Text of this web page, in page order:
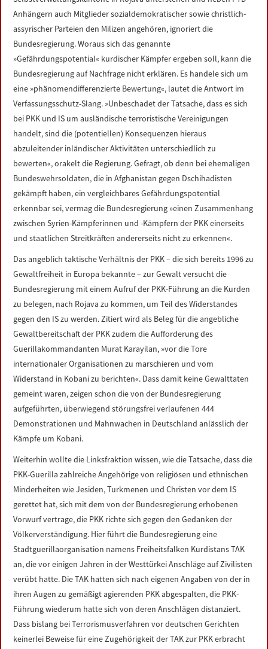
Anhängern auch Mitglieder sozialdemokratischer sowie christlich-
assyrischer Parteien den Milizen angehören, ignoriert die
Bundesregierung. Woraus sich das genannte
»Gefährdungspotential« kurdischer Kämpfer ergeben soll, kann die
Bundesregierung auf Nachfrage nicht erklären. Es handele sich um
eine »phänomendifferenzierte Bewertung«, lautet die Antwort im
Verfassungsschutz-Slang. »Unbeschadet der Tatsache, dass es sich
bei PKK und IS um ausländische terroristische Vereinigungen
handelt, sind die (potentiellen) Konsequenzen hieraus
abzuleitender inländischer Aktivitäten unterschiedlich zu
bewerten«, orakelt die Regierung. Gefragt, ob denn bei ehemaligen
Bundeswehrsoldaten, die in Afghanistan gegen Dschihadisten
gekämpft haben, ein vergleichbares Gefährdungspotential
erkennbar sei, vermag die Bundesregierung »einen Zusammenhang
zwischen Syrien-Kämpferinnen und -Kämpfern der PKK einerseits
und staatlichen Streitkräften andererseits nicht zu erkennen«.
Das angeblich taktische Verhältnis der PKK – die sich bereits 1996 zu
Gewaltfreiheit in Europa bekannte – zur Gewalt versucht die
Bundesregierung mit einem Aufruf der PKK-Führung an die Kurden
zu belegen, nach Rojava zu kommen, um Teil des Widerstandes
gegen den IS zu werden. Zitiert wird als Beleg für die angebliche
Gewaltbereitschaft der PKK zudem die Aufforderung des
Guerillakommandanten Murat Karayilan, »vor die Tore
internationaler Organisationen zu marschieren und vom
Widerstand in Kobani zu berichten«. Dass damit keine Gewalttaten
gemeint waren, zeigen schon die von der Bundesregierung
aufgeführten, überwiegend störungsfrei verlaufenen 444
Demonstrationen und Mahnwachen in Deutschland anlässlich der
Kämpfe um Kobani.
Weiterhin wollte die Linksfraktion wissen, wie die Tatsache, dass die
PKK-Guerilla zahlreiche Angehörige von religiösen und ethnischen
Minderheiten wie Jesiden, Turkmenen und Christen vor dem IS
gerettet hat, sich mit dem von der Bundesregierung erhobenen
Vorwurf vertrage, die PKK richte sich gegen den Gedanken der
Völkerverständigung. Hier führt die Bundesregierung eine
Stadtguerillaorganisation namens Freiheitsfalken Kurdistans TAK
an, die vor einigen Jahren in der Westtürkei Anschläge auf Zivilisten
verübt hatte. Die TAK hatten sich nach eigenen Angaben von der in
ihren Augen zu gemäßigt agierenden PKK abgespalten, die PKK-
Führung wiederum hatte sich von deren Anschlägen distanziert.
Dass bislang bei Terrorismusverfahren vor deutschen Gerichten
keinerlei Beweise für eine Zugehörigkeit der TAK zur PKK erbracht